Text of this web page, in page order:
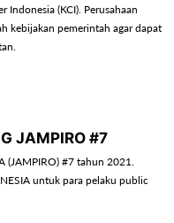
Indonesia (KCI). Perusahaan
kebijakan pemerintah agar dapat
JAMPIRO #7
(JAMPIRO) #7 tahun 2021.
untuk para pelaku public